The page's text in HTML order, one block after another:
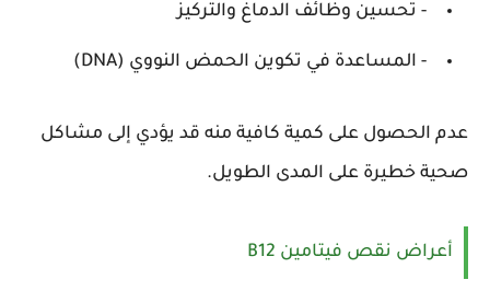
- تحسين وظائف الدماغ والتركيز
- المساعدة في تكوين الحمض النووي (DNA)
عدم الحصول على كمية كافية منه قد يؤدي إلى مشاكل
صحية خطيرة على المدى الطويل.
أعراض نقص فيتامين B12